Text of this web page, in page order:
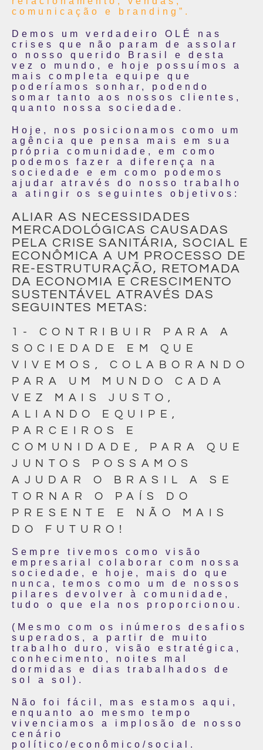
comunicação e branding”.
Demos um verdadeiro OLÉ nas
crises que não param de assolar
o nosso querido Brasil e desta
vez o mundo, e hoje possuímos a
mais completa equipe que
poderíamos sonhar, podendo
somar tanto aos nossos clientes,
quanto nossa sociedade.
Hoje, nos posicionamos como um
agência que pensa mais em sua
própria comunidade, em como
podemos fazer a diferença na
sociedade e em como podemos
ajudar através do nosso trabalho
a atingir os seguintes objetivos:
ALIAR AS NECESSIDADES
MERCADOLÓGICAS CAUSADAS
PELA CRISE SANITÁRIA, SOCIAL E
ECONÔMICA A UM PROCESSO DE
RE-ESTRUTURAÇÃO, RETOMADA
DA ECONOMIA E CRESCIMENTO
SUSTENTÁVEL ATRAVÉS DAS
SEGUINTES METAS:
1- CONTRIBUIR PARA A
SOCIEDADE EM QUE
VIVEMOS, COLABORANDO
PARA UM MUNDO CADA
VEZ MAIS JUSTO,
ALIANDO EQUIPE,
PARCEIROS E
COMUNIDADE, PARA QUE
JUNTOS POSSAMOS
AJUDAR O BRASIL A SE
TORNAR O PAÍS DO
PRESENTE E NÃO MAIS
DO FUTURO!
Sempre tivemos como visão
empresarial colaborar com nossa
sociedade, e hoje, mais do que
nunca, temos como um de nossos
pilares devolver à comunidade,
tudo o que ela nos proporcionou.
(Mesmo com os inúmeros desafios
superados, a partir de muito
trabalho duro, visão estratégica,
conhecimento, noites mal
dormidas e dias trabalhados de
sol a sol).
Não foi fácil, mas estamos aqui,
enquanto ao mesmo tempo
vivenciamos a implosão de nosso
cenário
político/econômico/social.